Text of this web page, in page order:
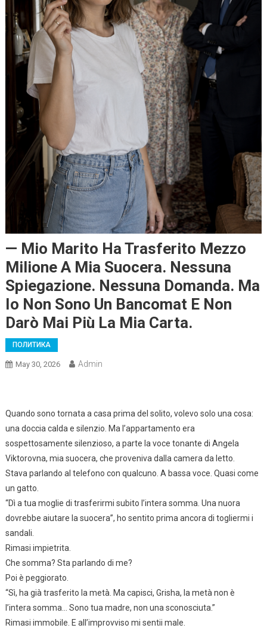
— Mio Marito Ha Trasferito Mezzo
Milione A Mia Suocera. Nessuna
Spiegazione. Nessuna Domanda. Ma
Io Non Sono Un Bancomat E Non
Darò Mai Più La Mia Carta.
ПОЛИТИКА
May 30, 2026 Admin
Quando sono tornata a casa prima del solito, volevo solo una cosa:
una doccia calda e silenzio. Ma l’appartamento era
sospettosamente silenzioso, a parte la voce tonante di Angela
Viktorovna, mia suocera, che proveniva dalla camera da letto.
Stava parlando al telefono con qualcuno. A bassa voce. Quasi come
un gatto.
“Dì a tua moglie di trasferirmi subito l’intera somma. Una nuora
dovrebbe aiutare la suocera”, ho sentito prima ancora di togliermi i
sandali.
Rimasi impietrita.
Che somma? Sta parlando di me?
Poi è peggiorato.
“Sì, ha già trasferito la metà. Ma capisci, Grisha, la metà non è
l’intera somma… Sono tua madre, non una sconosciuta.”
Rimasi immobile. E all’improvviso mi sentii male.